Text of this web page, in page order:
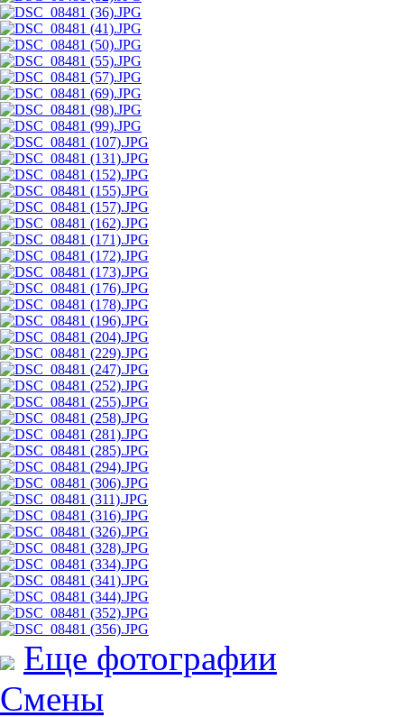
Еще фотографии
Смены